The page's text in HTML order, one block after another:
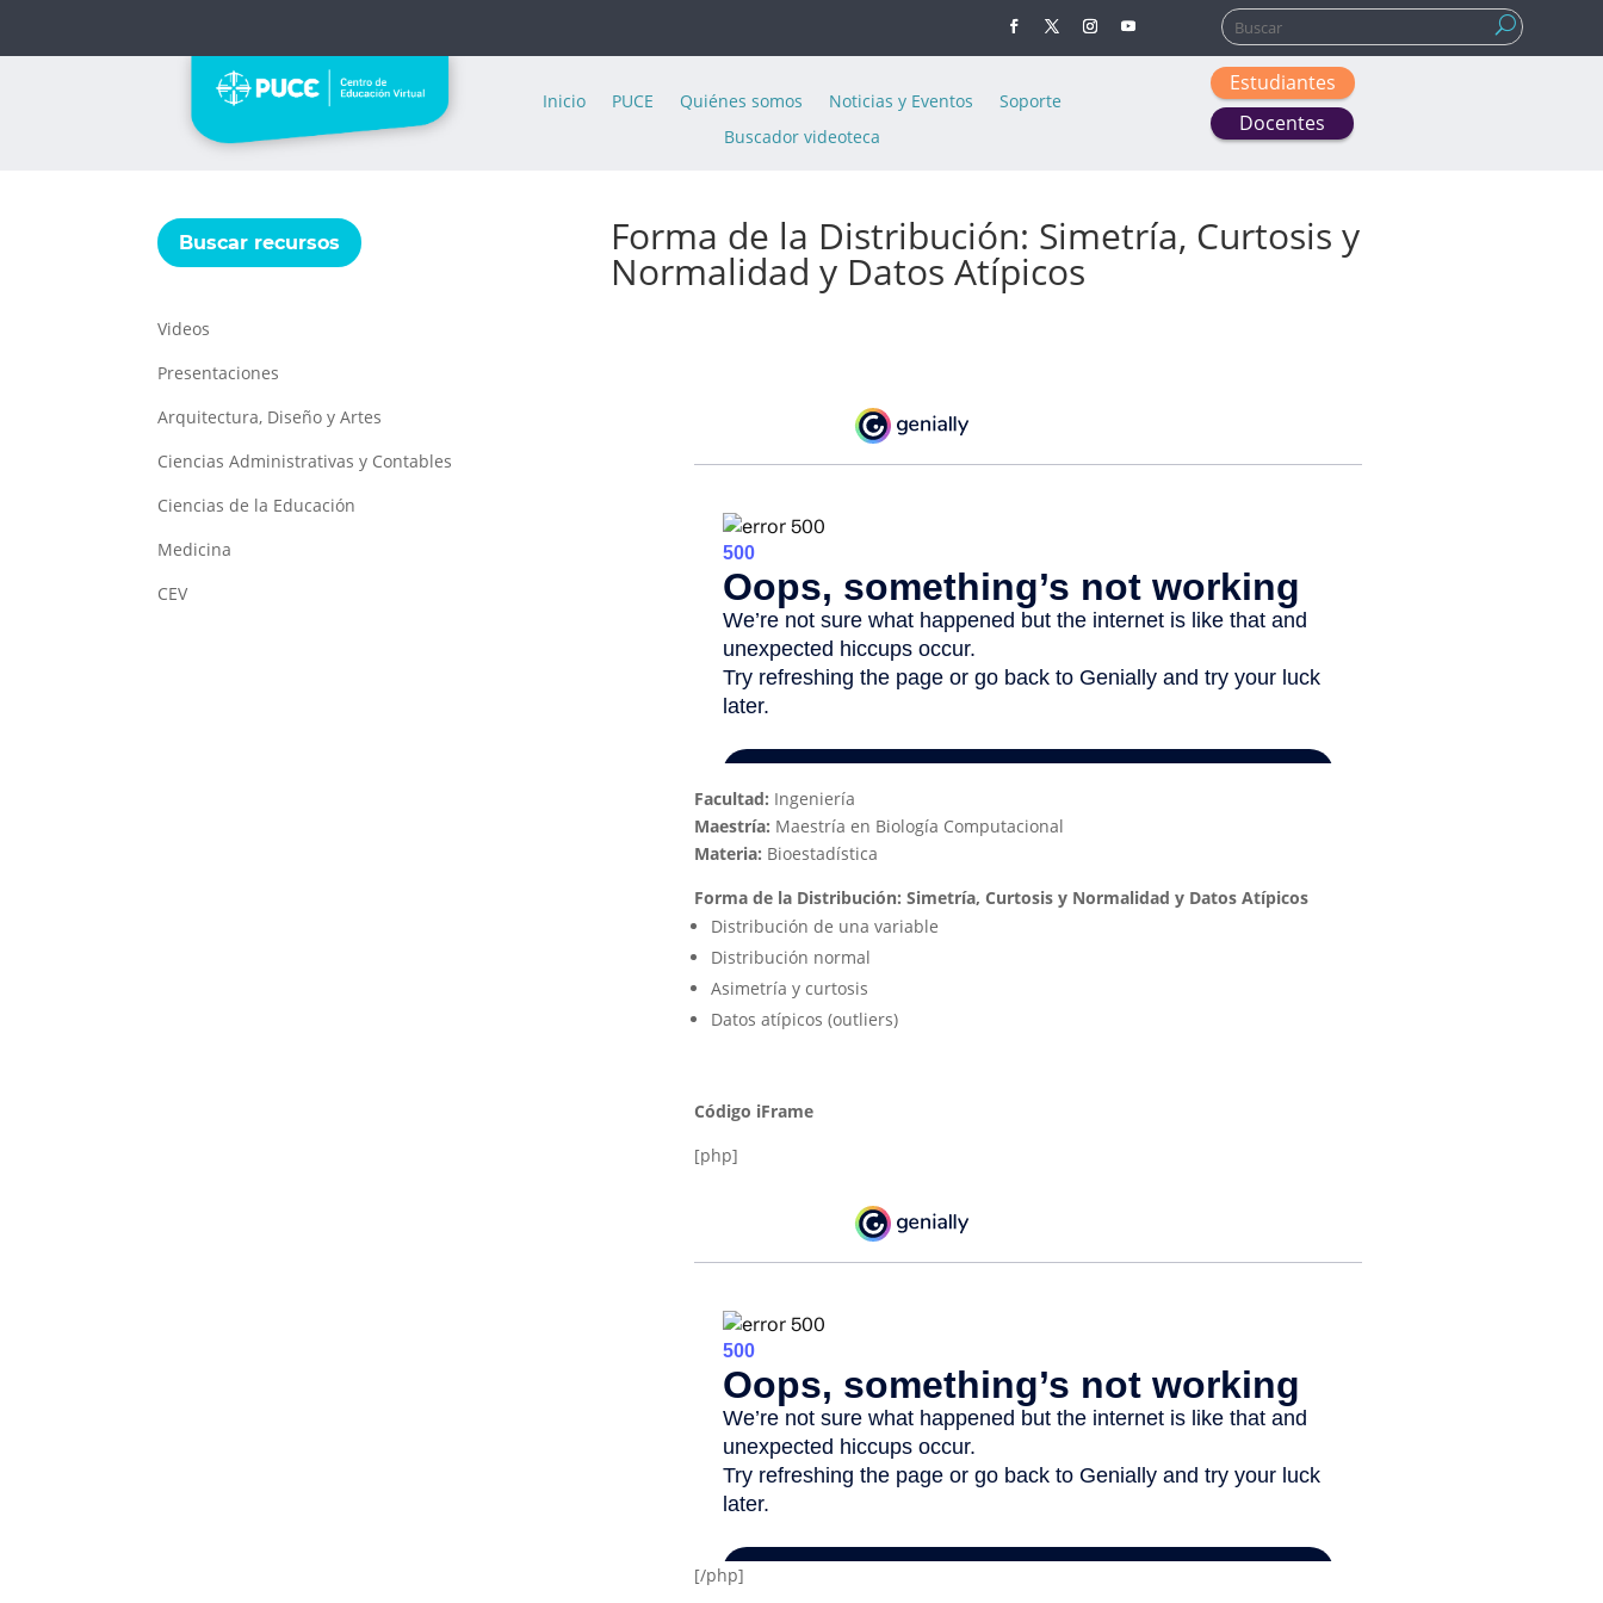
Buscar:
Inicio PUCE Quiénes somos Noticias y Eventos
Soporte
Buscador videoteca
Estudiantes
Docentes
Buscar recursos
Videos
Presentaciones
Arquitectura, Diseño y Artes
Ciencias Administrativas y Contables
Ciencias de la Educación
Medicina
CEV
Forma de la Distribución: Simetría, Curtosis y
Normalidad y Datos Atípicos
Facultad: Ingeniería
Maestría: Maestría en Biología Computacional
Materia: Bioestadística
Forma de la Distribución: Simetría, Curtosis y Normalidad y Datos Atípicos
Distribución de una variable
Distribución normal
Asimetría y curtosis
Datos atípicos (outliers)
Código iFrame
[php]
[/php]